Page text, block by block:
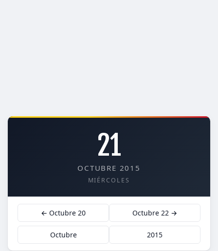
21
OCTUBRE 2015
MIÉRCOLES
← Octubre 20 Octubre 22 →
Octubre 2015